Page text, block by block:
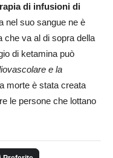
di infusioni di
nel suo sangue ne è
che va al di sopra della
di ketamina può
e la
morte è stata creata
le persone che lottano